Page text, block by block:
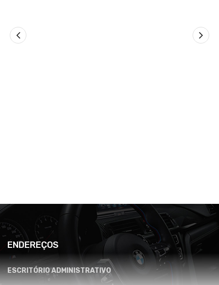
ENDEREÇOS
ESCRITÓRIO ADMINISTRATIVO